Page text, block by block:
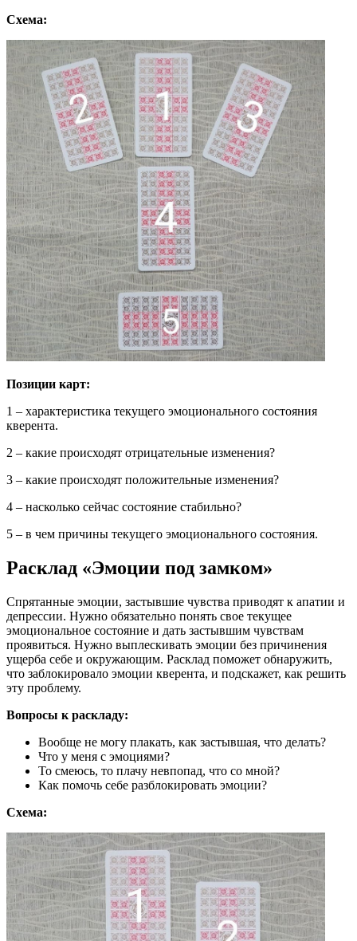
Схема:
Позиции карт:
1 – характеристика текущего эмоционального состояния
кверента.
2 – какие происходят отрицательные изменения?
3 – какие происходят положительные изменения?
4 – насколько сейчас состояние стабильно?
5 – в чем причины текущего эмоционального состояния.
Расклад «Эмоции под замком»
Спрятанные эмоции, застывшие чувства приводят к апатии и
депрессии. Нужно обязательно понять свое текущее
эмоциональное состояние и дать застывшим чувствам
проявиться. Нужно выплескивать эмоции без причинения
ущерба себе и окружающим. Расклад поможет обнаружить,
что заблокировало эмоции кверента, и подскажет, как решить
эту проблему.
Вопросы к раскладу:
Вообще не могу плакать, как застывшая, что делать?
Что у меня с эмоциями?
То смеюсь, то плачу невпопад, что со мной?
Как помочь себе разблокировать эмоции?
Схема: